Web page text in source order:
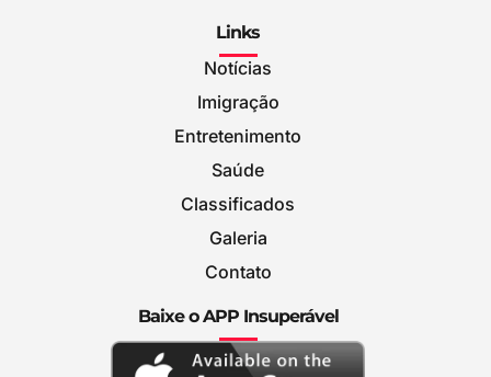
Links
Notícias
Imigração
Entretenimento
Saúde
Classificados
Galeria
Contato
Baixe o APP Insuperável